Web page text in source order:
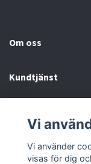
Om oss
Kundtjänst
Sociala medier
Vi
Vi använder
visas för dig